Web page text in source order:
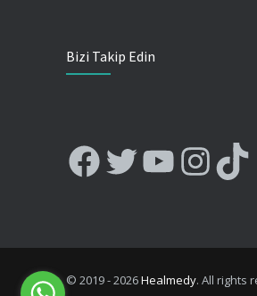
Bizi Takip Edin
Facebook
Twitter
© 2019 - 2026Healmedy. All rights